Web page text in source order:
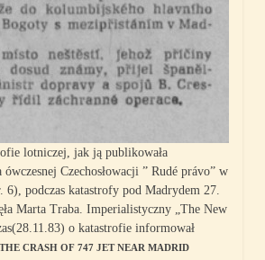
lotniczej, jak ją publikowała
ówczesnej Czechosłowacji ” Rudé právo” w
6), podczas katastrofy pod Madrydem 27.
Marta Traba. Imperialistyczny „The New
o katastrofie informował
CRASH OF 747 JET NEAR MADRID